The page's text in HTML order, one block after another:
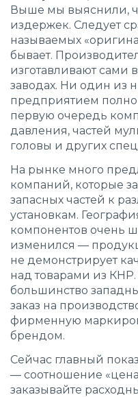
Выше мы выяснили,
издержек. Следует
называемых
бывает.
изготавливают сами
заводах. Ни один из
предприятием
первую очередь
давления, частей
головы и других
На рынке много
компаний, которые
запасных частей к
установкам.
компонентов очень
изменился —
не демонстрирует
над товарами из
большинство
заказ на
фирменную
брендом.
Сейчас главный
— соотношение
заказывайте